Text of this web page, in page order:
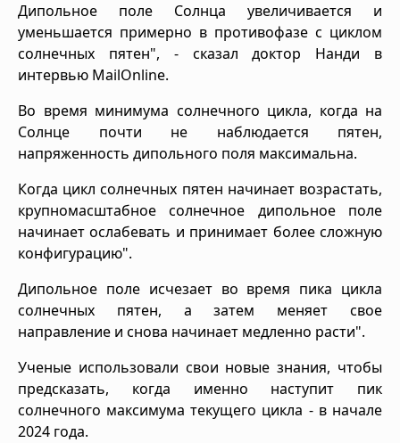
Дипольное поле Солнца увеличивается и
уменьшается примерно в противофазе с циклом
солнечных пятен", - сказал доктор Нанди в
интервью MailOnline.
Во время минимума солнечного цикла, когда на
Солнце почти не наблюдается пятен,
напряженность дипольного поля максимальна.
Когда цикл солнечных пятен начинает возрастать,
крупномасштабное солнечное дипольное поле
начинает ослабевать и принимает более сложную
конфигурацию".
Дипольное поле исчезает во время пика цикла
солнечных пятен, а затем меняет свое
направление и снова начинает медленно расти".
Ученые использовали свои новые знания, чтобы
предсказать, когда именно наступит пик
солнечного максимума текущего цикла - в начале
2024 года.